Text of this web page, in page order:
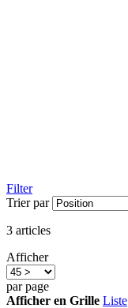
Filter
Trier par
3 articles
Afficher
par page
Afficher en Grille Liste